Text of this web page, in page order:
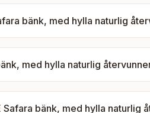
bänk, med hylla naturlig
med hylla naturlig
Safara bänk, med hylla naturlig